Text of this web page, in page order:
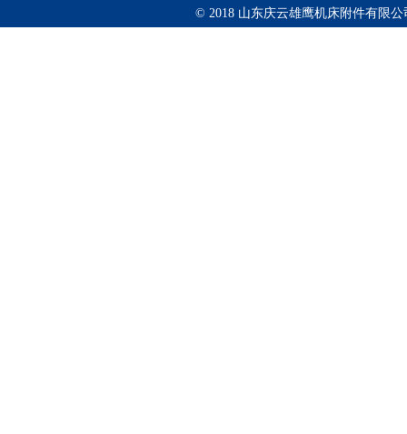
© 2018 山东庆云雄鹰机床附件有限